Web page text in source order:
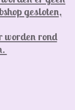
gesloten,
worden rond